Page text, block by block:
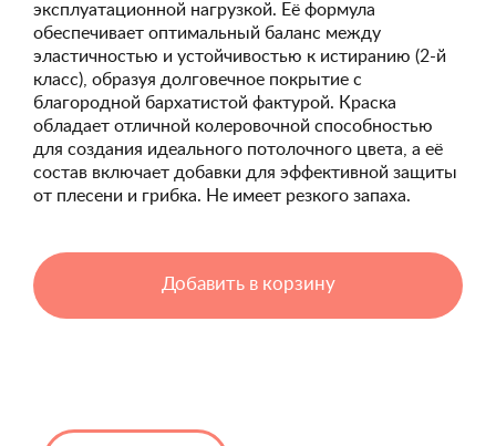
эксплуатационной нагрузкой. Её формула
обеспечивает оптимальный баланс между
эластичностью и устойчивостью к истиранию (2-й
класс), образуя долговечное покрытие с
благородной бархатистой фактурой. Краска
обладает отличной колеровочной способностью
для создания идеального потолочного цвета, а её
состав включает добавки для эффективной защиты
от плесени и грибка. Не имеет резкого запаха.
Добавить в корзину